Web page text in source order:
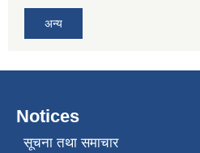
अन्य
Notices
सूचना तथा समाचार